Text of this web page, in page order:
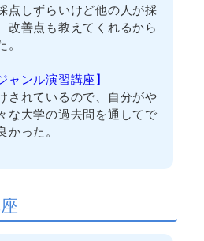
点しずらいけど他の人が採
改善点も教えてくれるから
ャンル演習講座】
されているので、自分がや
な大学の過去問を通してで
った。